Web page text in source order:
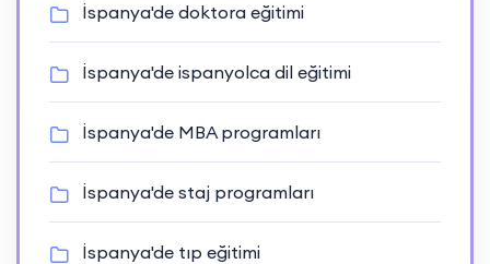
İspanya'de doktora eğitimi
İspanya'de ispanyolca dil eğitimi
İspanya'de MBA programları
İspanya'de staj programları
İspanya'de tıp eğitimi